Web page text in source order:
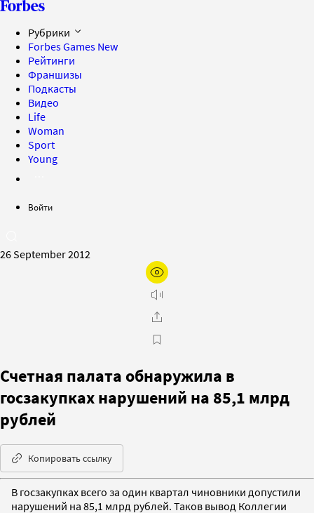
Рубрики
Forbes Games New
Рейтинги
Франшизы
Подкасты
Видео
Life
Woman
Sport
Young
Войти
26 September 2012
Счетная палата обнаружила в
госзакупках нарушений на 85,1 млрд
рублей
Копировать ссылку
В госзакупках всего за один квартал чиновники допустили
нарушений на 85,1 млрд рублей. Таков вывод Коллегии